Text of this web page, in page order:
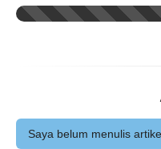
Saya belum menulis